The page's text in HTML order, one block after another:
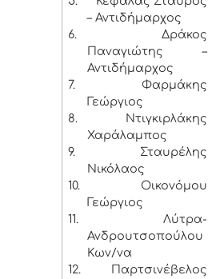
– Αντιδήμαρχος
6.
Δράκος
Παναγιώτης –
Αντιδήμαρχος
7.
Φαρμάκης
Γεώργιος
8.
Ντιγκιρλάκης
Χαράλαμπος
9.
Σταυρέλης
Νικόλαος
10.
Οικονόμου
Γεώργιος
11.
Λύτρα-
Ανδρουτσοπούλου
Κων/να
12.
Παρτσινέβελος